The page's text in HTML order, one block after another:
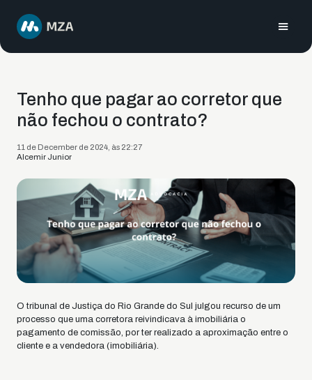
Tenho que pagar ao corretor que
não fechou o contrato?
11 de December de 2024, às 22:27
Alcemir Junior
O tribunal de Justiça do Rio Grande do Sul julgou recurso de um
processo que uma corretora reivindicava à imobiliária o
pagamento de comissão, por ter realizado a aproximação entre o
cliente e a vendedora (imobiliária).